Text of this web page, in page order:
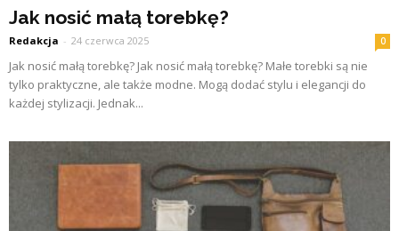
Jak nosić małą torebkę?
Redakcja - 24 czerwca 2025 0
Jak nosić małą torebkę? Jak nosić małą torebkę? Małe torebki są nie
tylko praktyczne, ale także modne. Mogą dodać stylu i elegancji do
każdej stylizacji. Jednak...